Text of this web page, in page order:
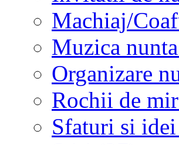
Machiaj/
Muzica
Organizare
Rochii de
Sfaturi si